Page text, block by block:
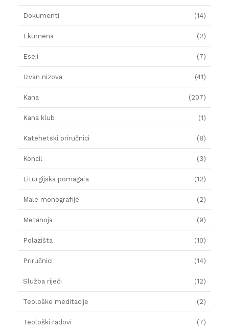
Dokumenti (14)
Ekumena (2)
Eseji (7)
Izvan nizova (41)
Kana (207)
Kana klub (1)
Katehetski priručnici (8)
Koncil (3)
Liturgijska pomagala (12)
Male monografije (2)
Metanoja (9)
Polazišta (10)
Priručnici (14)
Služba riječi (12)
Teološke meditacije (2)
Teološki radovi (7)